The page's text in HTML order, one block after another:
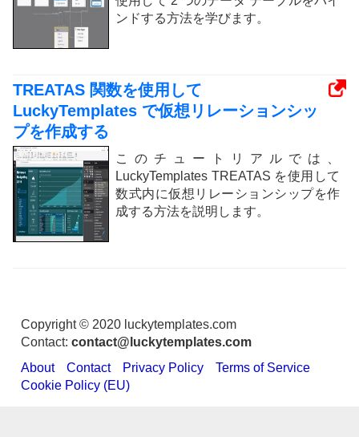
ンドする方法を学びます。
TREATAS 関数を使用して
LuckyTemplates で仮想リレーションシッ
プを作成する
このチュートリアルでは、
LuckyTemplates TREATAS を使用して
数式内に仮想リレーションシップを作
成する方法を説明します。
Copyright © 2020 luckytemplates.com
Contact: contact@luckytemplates.com
About
Contact Privacy Policy
Terms of Service
Cookie Policy (EU)